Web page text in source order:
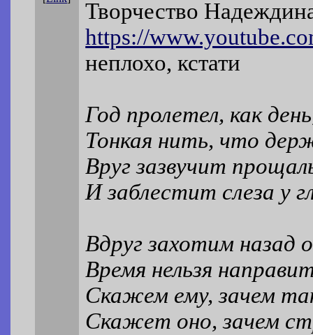
Творчество
https://
неплохо, кстати
Год пролетел, как
Тонкая нить, что
Вруг зазвучит
И заблестит слеза у
Вдруг захотим назад
Время нельзя
Скажем ему, зачем
Скажет оно, зачем